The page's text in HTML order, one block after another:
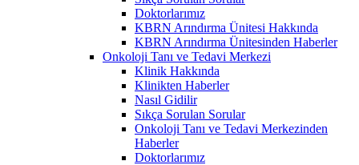
Doktorlarımız
KBRN Arındırma Ünitesi Hakkında
KBRN Arındırma Ünitesinden Haberler
Onkoloji Tanı ve Tedavi Merkezi
Klinik Hakkında
Klinikten Haberler
Nasıl Gidilir
Sıkça Sorulan Sorular
Onkoloji Tanı ve Tedavi Merkezinden
Haberler
Doktorlarımız